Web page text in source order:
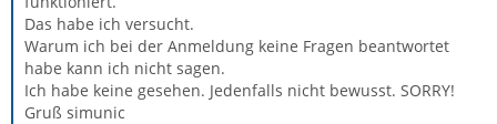
Das habe ich versucht.
Warum ich bei der Anmeldung keine Fragen beantwortet
habe kann ich nicht sagen.
Ich habe keine gesehen. Jedenfalls nicht bewusst. SORRY!
Gruß simunic